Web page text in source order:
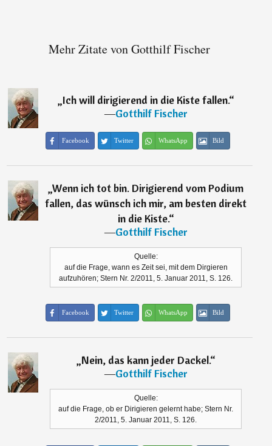
Mehr Zitate von Gotthilf Fischer
„Ich will dirigierend in die Kiste fallen.“
―Gotthilf Fischer
Facebook Twitter WhatsApp Bild
„Wenn ich tot bin. Dirigierend vom Podium
fallen, das wünsch ich mir, am besten direkt
in die Kiste.“
―Gotthilf Fischer
Quelle:
auf die Frage, wann es Zeit sei, mit dem Dirgieren
aufzuhören; Stern Nr. 2/2011, 5. Januar 2011, S. 126.
Facebook Twitter WhatsApp Bild
„Nein, das kann jeder Dackel.“
―Gotthilf Fischer
Quelle:
auf die Frage, ob er Dirigieren gelernt habe; Stern Nr.
2/2011, 5. Januar 2011, S. 126.